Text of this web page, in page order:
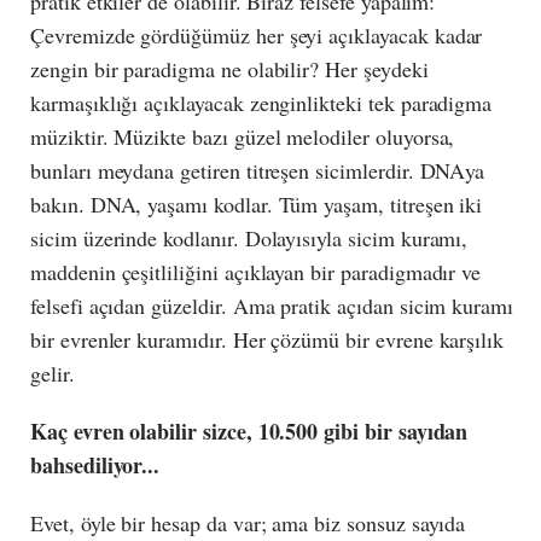
Çevremizde gördüğümüz her şeyi açıklayacak kadar
zengin bir paradigma ne olabilir? Her şeydeki
karmaşıklığı açıklayacak zenginlikteki tek paradigma
müziktir. Müzikte bazı güzel melodiler oluyorsa,
bunları meydana getiren titreşen sicimlerdir. DNAya
bakın. DNA, yaşamı kodlar. Tüm yaşam, titreşen iki
sicim üzerinde kodlanır. Dolayısıyla sicim kuramı,
maddenin çeşitliliğini açıklayan bir paradigmadır ve
felsefi açıdan güzeldir. Ama pratik açıdan sicim kuramı
bir evrenler kuramıdır. Her çözümü bir evrene karşılık
gelir.
Kaç evren olabilir sizce, 10.500 gibi bir sayıdan
bahsediliyor...
Evet, öyle bir hesap da var; ama biz sonsuz sayıda